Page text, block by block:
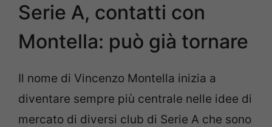
Serie A, contatti con
Montella: può già tornare
Il nome di Vincenzo Montella inizia a
diventare sempre più centrale nelle idee di
mercato di diversi club di Serie A che sono